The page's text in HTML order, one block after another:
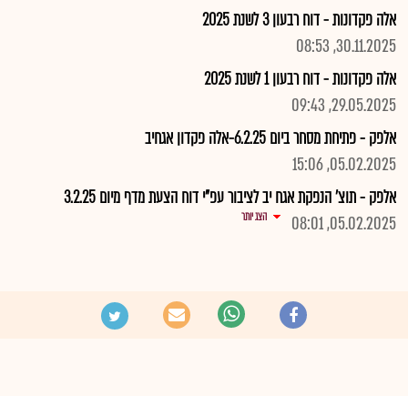
אלה פקדונות - דוח רבעון 3 לשנת 2025
30.11.2025, 08:53
אלה פקדונות - דוח רבעון 1 לשנת 2025
29.05.2025, 09:43
אלפק - פתיחת מסחר ביום 6.2.25-אלה פקדון אגחיב
05.02.2025, 15:06
אלפק - תוצ' הנפקת אגח יב לציבור עפ"י דוח הצעת מדף מיום 3.2.25
05.02.2025, 08:01
הצג יותר